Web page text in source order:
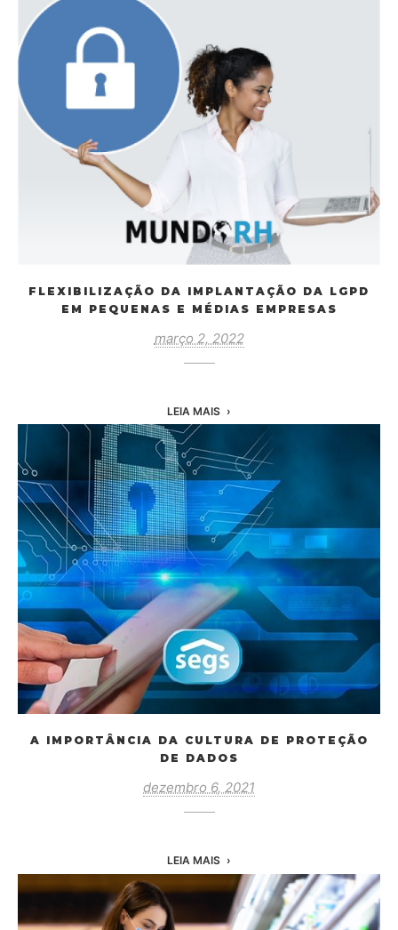
FLEXIBILIZAÇÃO DA IMPLANTAÇÃO DA LGPD
EM PEQUENAS E MÉDIAS EMPRESAS
março 2, 2022
LEIA MAIS
A IMPORTÂNCIA DA CULTURA DE PROTEÇÃO
DE DADOS
dezembro 6, 2021
LEIA MAIS